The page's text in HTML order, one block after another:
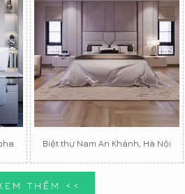
Biệt thự Nam An Khánh, Hà Nội
THÊM <<